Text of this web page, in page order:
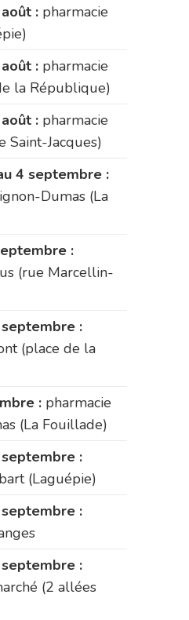
: pharmacie
: pharmacie
la République)
: pharmacie
Saint-Jacques)
4 septembre :
Dumas (La
:
(rue Marcellin-
:
(place de la
: pharmacie
(La Fouillade)
:
(Laguépie)
:
:
(2 allées